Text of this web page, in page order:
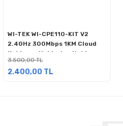
WI-TEK WI-CPE110-KIT V2
2.4GHz 300Mbps 1KM Cloud
Kablosuz Noktadan Noktaya
Aktarıcı
3.500,00 TL
2.400,00 TL